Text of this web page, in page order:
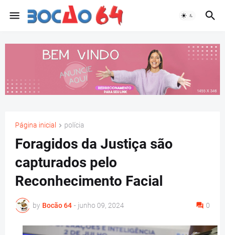
Página inicial polícia
Foragidos da Justiça são
capturados pelo
Reconhecimento Facial
by Bocão 64 - junho 09, 2024 0